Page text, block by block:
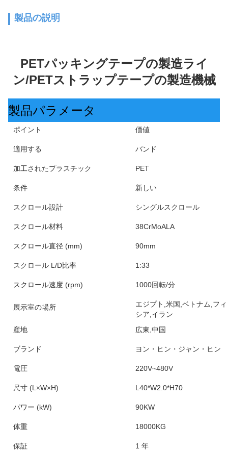
製品の説明
PETパッキングテープの製造ライ
ン/PETストラップテープの製造機械
製品パラメータ
ポイント 価値
適用する バンド
加工されたプラスチック PET
条件 新しい
スクロール設計 シングルスクロール
スクロール材料 38CrMoALA
スクロール直径 (mm) 90mm
スクロール L/D比率 1:33
スクロール速度 (rpm) 1000回転/分
展示室の場所
エジプト,米国,ベトナム,フ
シア,イラン
産地
広東,中国
ブランド ヨン・ヒン・ジャン・ヒン
電圧 220V~480V
尺寸 (L×W×H) L40*W2.0*H70
パワー (kW) 90KW
体重 18000KG
保証 1 年